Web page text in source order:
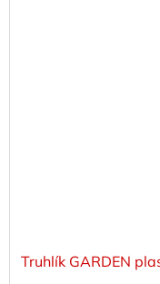
Truhlík GARDEN